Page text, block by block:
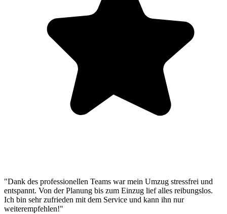
"Dank des professionellen Teams war mein Umzug stressfrei und
entspannt. Von der Planung bis zum Einzug lief alles reibungslos.
Ich bin sehr zufrieden mit dem Service und kann ihn nur
weiterempfehlen!"